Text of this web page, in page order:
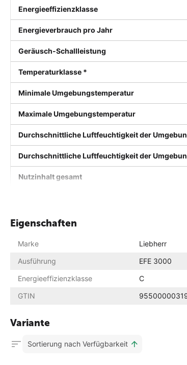
Energieeffizienzklasse
Energieverbrauch pro Jahr
Geräusch-Schallleistung
Temperaturklasse *
Minimale Umgebungstemperatur
Maximale Umgebungstemperatur
Durchschnittliche Luftfeuchtigkeit der
Durchschnittliche Luftfeuchtigkeit der
Nutzinhalt gesamt
Bruttoinhalt gesamt
Kältemittel
Kühlsystem
Abtauverfahren
Frequenz
Anschlusswert
Eigenschaften
Marke
Liebherr
Ausführung
EFE 3000
Energieeffizienzklasse
C
GTIN
Variante
Sortierung nach Verfügbarkeit